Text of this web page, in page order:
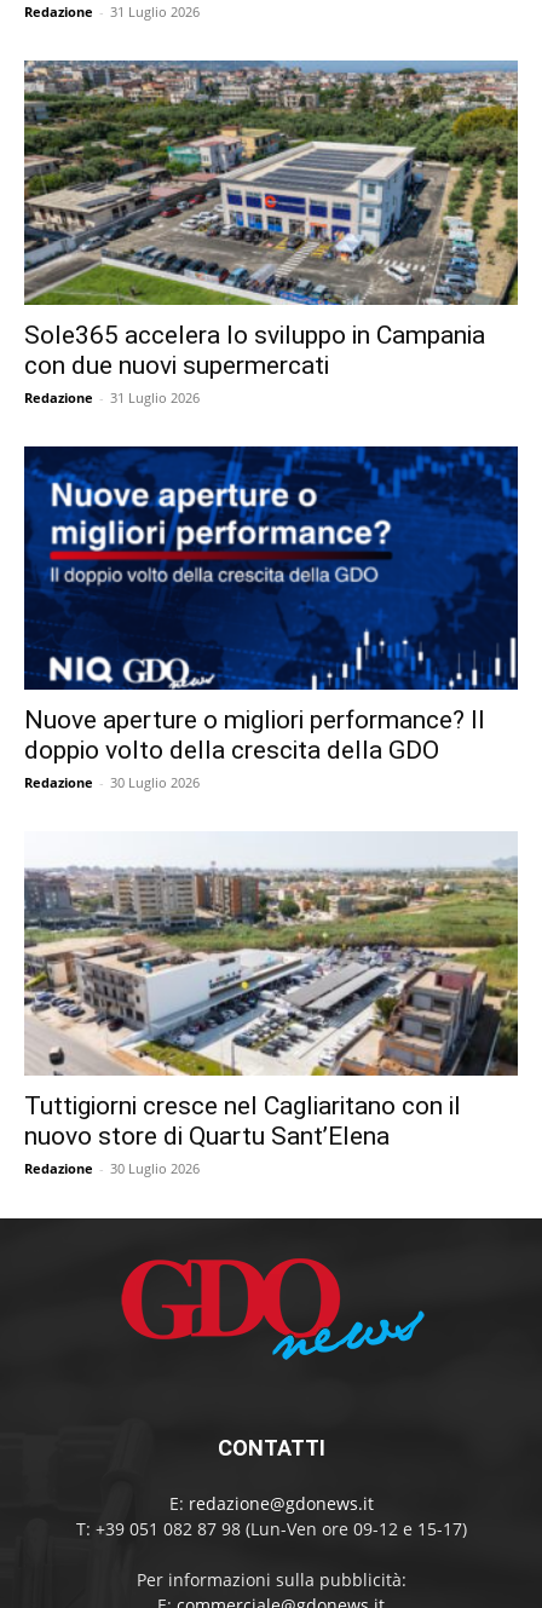
Redazione - 31 Luglio 2026
Sole365 accelera lo sviluppo in Campania
con due nuovi supermercati
Redazione - 31 Luglio 2026
Nuove aperture o migliori performance? Il
doppio volto della crescita della GDO
Redazione - 30 Luglio 2026
Tuttigiorni cresce nel Cagliaritano con il
nuovo store di Quartu Sant’Elena
Redazione - 30 Luglio 2026
CONTATTI
E: redazione@gdonews.it
T: +39 051 082 87 98 (Lun-Ven ore 09-12 e 15-17)
Per informazioni sulla pubblicità: